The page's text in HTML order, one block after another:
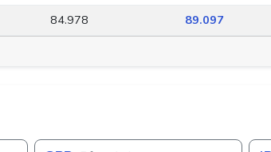
84.978 89.097